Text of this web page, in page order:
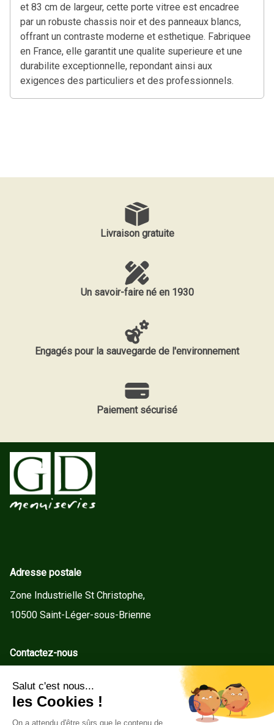
et 83 cm de largeur, cette porte vitree est encadree
par un robuste chassis noir et des panneaux blancs,
offrant un contraste moderne et esthetique. Fabriquee
en France, elle garantit une qualite superieure et une
durabilite exceptionnelle, repondant ainsi aux
exigences des particuliers et des professionnels.
Livraison gratuite
Un savoir-faire né en 1930
Engagés pour la sauvegarde de l'environnement
Paiement sécurisé
Adresse postale
Zone Industrielle St Christophe,
10500 Saint-Léger-sous-Brienne
Contactez-nous
Tel : +33(0)3 25 92 78 60